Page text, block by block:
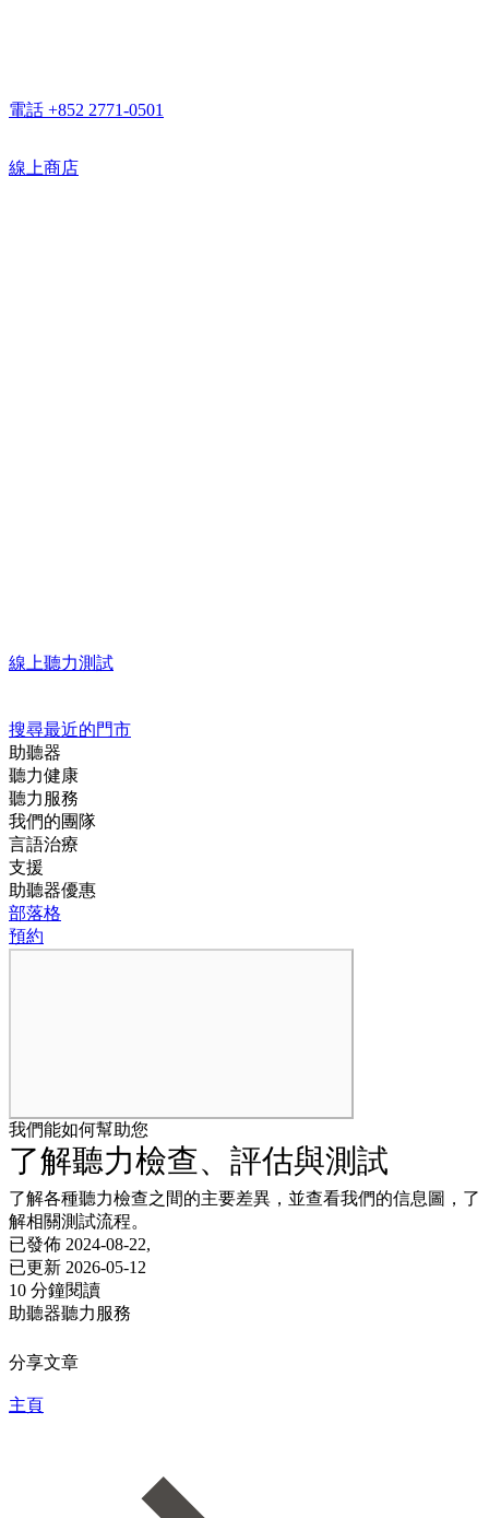
電話 +852 2771-0501
線上商店
線上聽力測試
搜尋最近的門市
助聽器
聽力健康
聽力服務
我們的團隊
言語治療
支援
助聽器優惠
部落格
預約
我們能如何幫助您
了解聽力檢查、評估與測試
了解各種聽力檢查之間的主要差異，並查看我們的信息圖，了
解相關測試流程。
已發佈 2024-08-22,
已更新 2026-05-12
10 分鐘閱讀
助聽器聽力服務
分享文章
主頁